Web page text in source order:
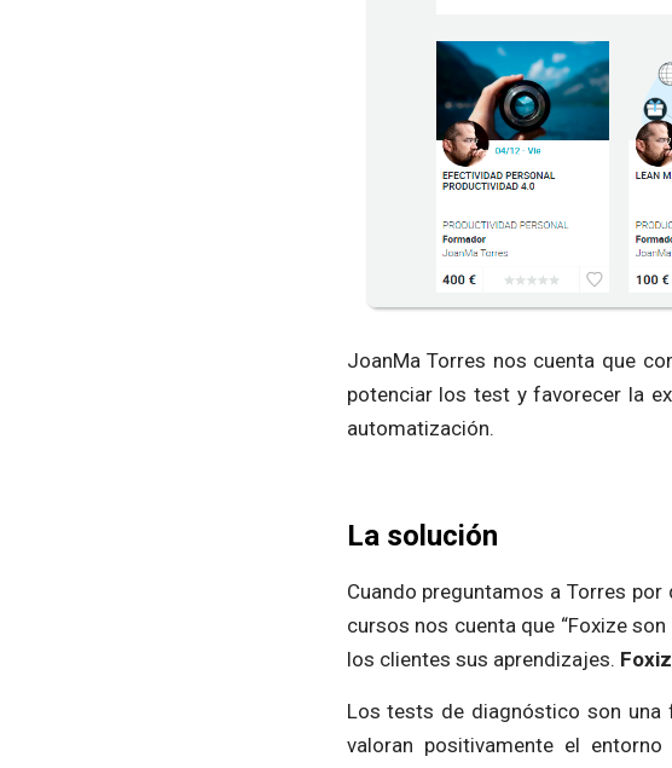
JoanMa Torres nos cuenta que
potenciar los test y favorecer la
automatización.
La solución
Cuando preguntamos a Torres
cursos nos cuenta que “Foxize
los clientes sus aprendizajes.
Los tests de diagnóstico son una
valoran positivamente el